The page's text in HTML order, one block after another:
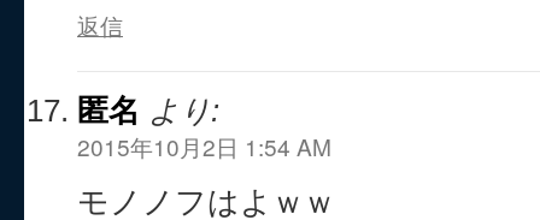
返信
匿名 より:
2015年10月2日 1:54 AM
モノノフはよｗｗ